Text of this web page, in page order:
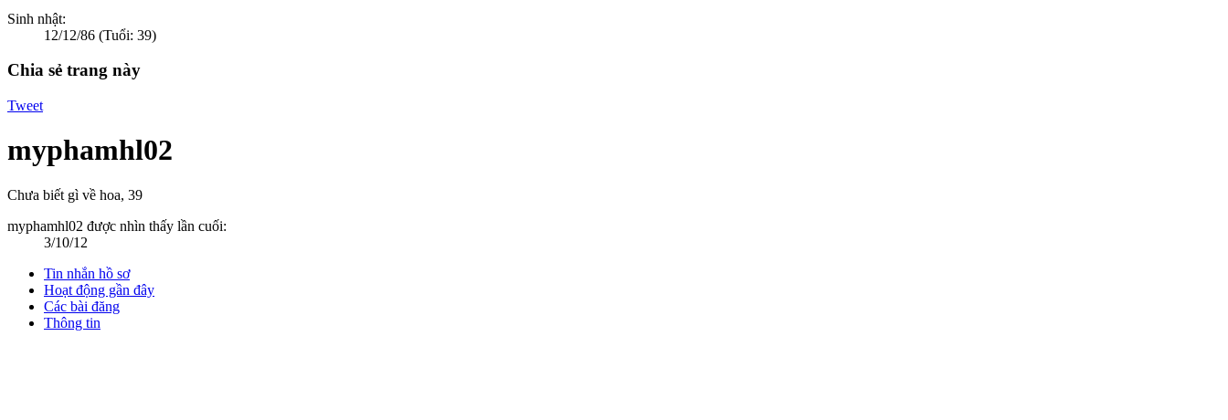
Sinh nhật:
12/12/86 (Tuổi: 39)
Chia sẻ trang này
Tweet
myphamhl02
Chưa biết gì về hoa, 39
myphamhl02 được nhìn thấy lần cuối:
3/10/12
Tin nhắn hồ sơ
Hoạt động gần đây
Các bài đăng
Thông tin